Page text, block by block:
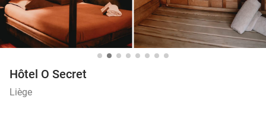
Hôtel O Secret
Liège